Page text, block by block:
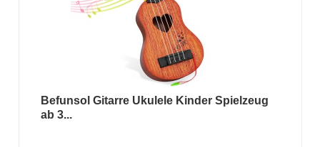
Befunsol Gitarre Ukulele Kinder Spielzeug
ab 3...